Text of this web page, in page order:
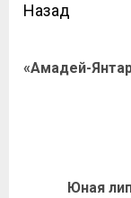
Назад
«Амадей-
Юная